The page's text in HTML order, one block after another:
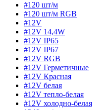
#120 шт/м
#120 шт/м RGB
#12V
#12V 14,4W
#12V IP65
#12V IP67
#12V RGB
#12V Герметичные
#12V Красная
#12V белая
#12V тепло-белая
#12V холодно-белая